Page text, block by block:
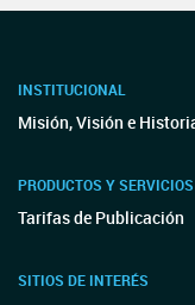
INSTITUCIONAL
Misión, Visión e
PRODUCTOS Y SERVICIOS
Tarifas de Publicación
SITIOS DE INTERÉS